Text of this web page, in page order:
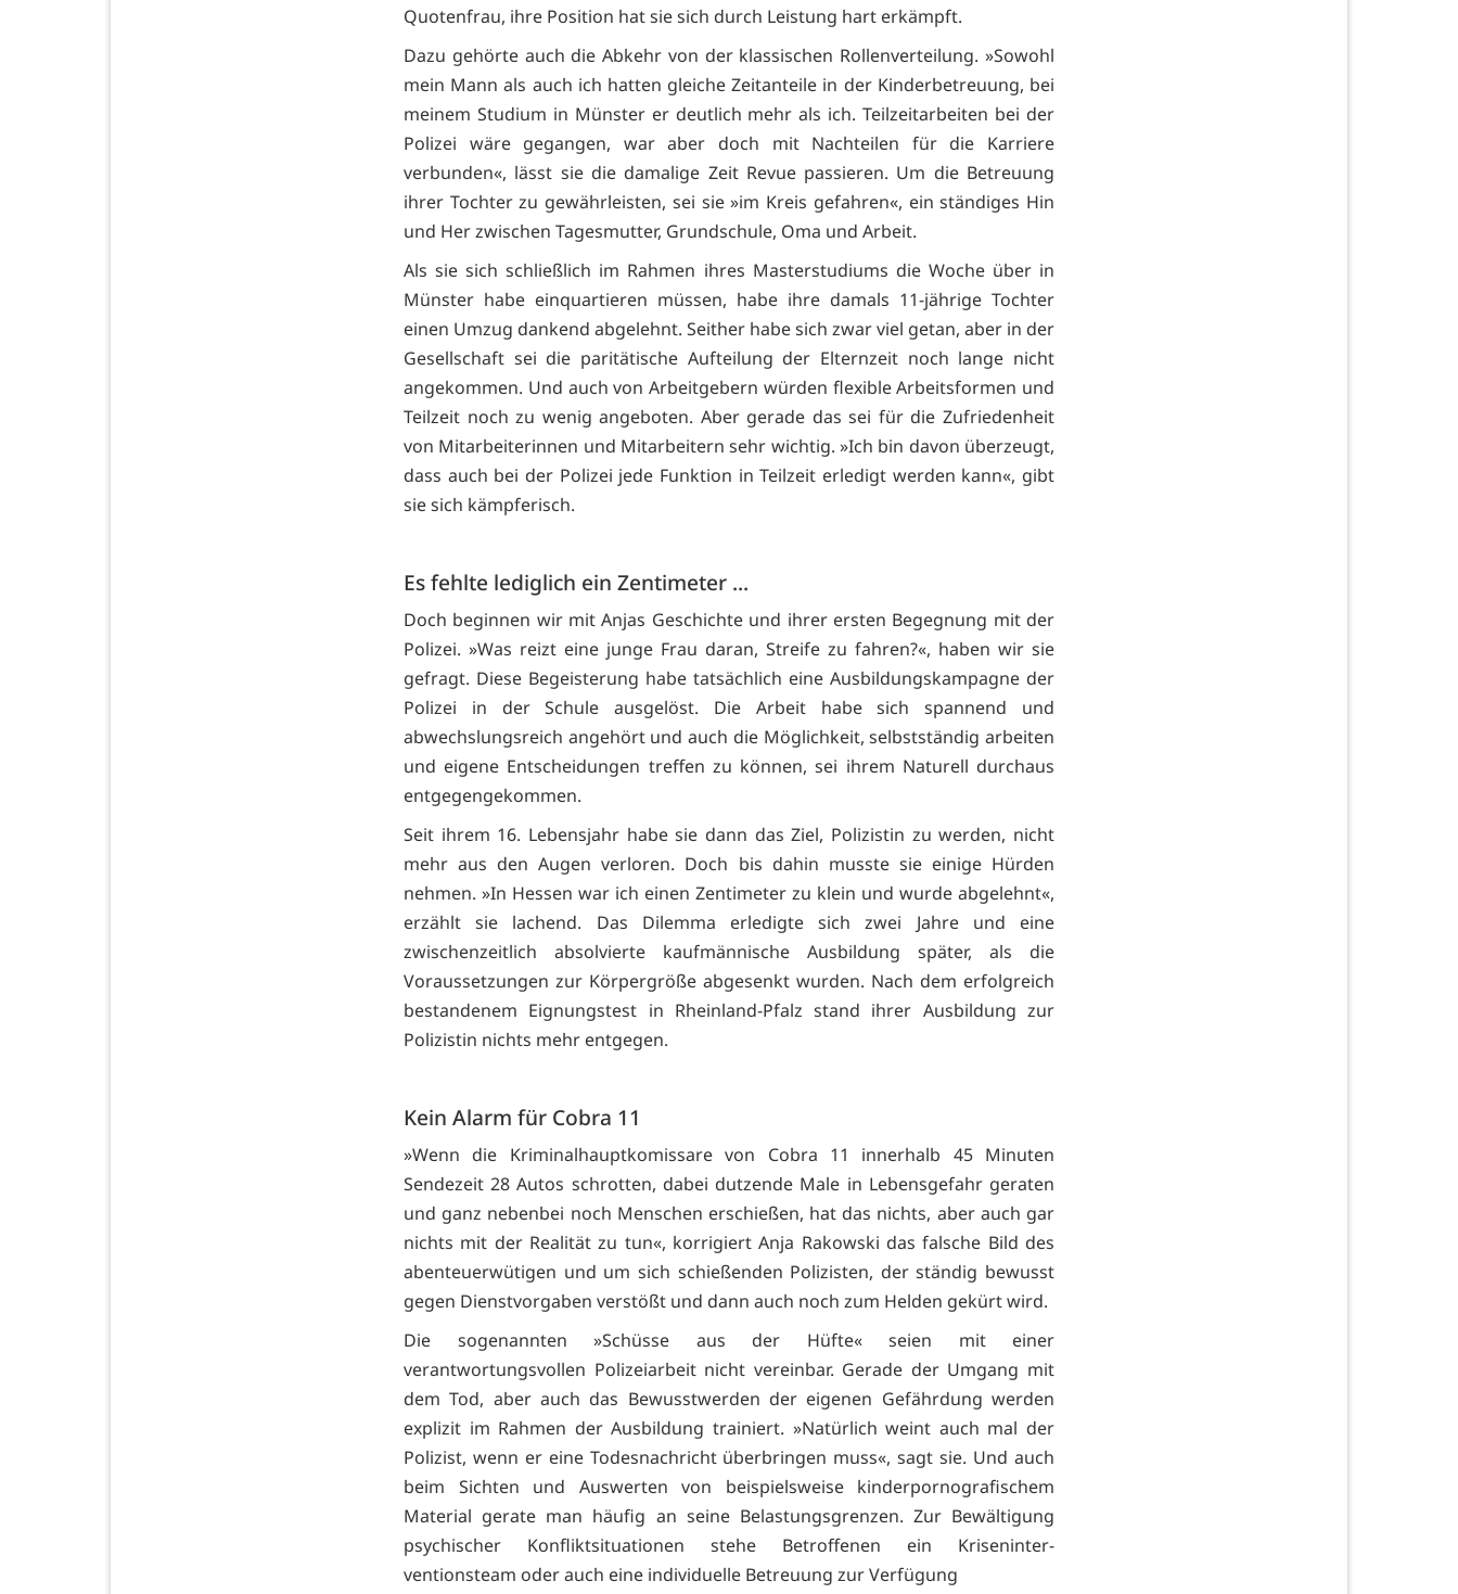
Quotenfrau, ihre Position hat sie sich durch Leistung hart erkämpft.
Dazu gehörte auch die Abkehr von der klassischen Rollenverteilung. »Sowohl
mein Mann als auch ich hatten gleiche Zeitanteile in der Kinderbetreuung, bei
meinem Studium in Münster er deutlich mehr als ich. Teilzeitarbeiten bei der
Polizei wäre gegangen, war aber doch mit Nachteilen für die Karriere
verbunden«, lässt sie die damalige Zeit Revue passieren. Um die Betreuung
ihrer Tochter zu gewährleisten, sei sie »im Kreis gefahren«, ein ständiges Hin
und Her zwischen Tagesmutter, Grundschule, Oma und Arbeit.
Als sie sich schließlich im Rahmen ihres Masterstudiums die Woche über in
Münster habe einquartieren müssen, habe ihre damals 11-jährige Tochter
einen Umzug dankend abgelehnt. Seither habe sich zwar viel getan, aber in der
Gesellschaft sei die paritätische Aufteilung der Elternzeit noch lange nicht
angekommen. Und auch von Arbeitgebern würden flexible Arbeitsformen und
Teilzeit noch zu wenig angeboten. Aber gerade das sei für die Zufriedenheit
von Mitarbeiterinnen und Mitarbeitern sehr wichtig. »Ich bin davon überzeugt,
dass auch bei der Polizei jede Funktion in Teilzeit erledigt werden kann«, gibt
sie sich kämpferisch.
Es fehlte lediglich ein Zentimeter ...
Doch beginnen wir mit Anjas Geschichte und ihrer ersten Begegnung mit der
Polizei. »Was reizt eine junge Frau daran, Streife zu fahren?«, haben wir sie
gefragt. Diese Begeisterung habe tatsächlich eine Ausbildungskampagne der
Polizei in der Schule ausgelöst. Die Arbeit habe sich spannend und
abwechslungsreich angehört und auch die Möglichkeit, selbstständig arbeiten
und eigene Entscheidungen treffen zu können, sei ihrem Naturell durchaus
entgegengekommen.
Seit ihrem 16. Lebensjahr habe sie dann das Ziel, Polizistin zu werden, nicht
mehr aus den Augen verloren. Doch bis dahin musste sie einige Hürden
nehmen. »In Hessen war ich einen Zentimeter zu klein und wurde abgelehnt«,
erzählt sie lachend. Das Dilemma erledigte sich zwei Jahre und eine
zwischenzeitlich absolvierte kaufmännische Ausbildung später, als die
Voraussetzungen zur Körpergröße abgesenkt wurden. Nach dem erfolgreich
bestandenem Eignungstest in Rheinland-Pfalz stand ihrer Ausbildung zur
Polizistin nichts mehr entgegen.
Kein Alarm für Cobra 11
»Wenn die Kriminalhauptkomissare von Cobra 11 innerhalb 45 Minuten
Sendezeit 28 Autos schrotten, dabei dutzende Male in Lebensgefahr geraten
und ganz nebenbei noch Menschen erschießen, hat das nichts, aber auch gar
nichts mit der Realität zu tun«, korrigiert Anja Rakowski das falsche Bild des
abenteuerwütigen und um sich schießenden Polizisten, der ständig bewusst
gegen Dienstvorgaben verstößt und dann auch noch zum Helden gekürt wird.
Die sogenannten »Schüsse aus der Hüfte« seien mit einer
verantwortungsvollen Polizeiarbeit nicht vereinbar. Gerade der Umgang mit
dem Tod, aber auch das Bewusstwerden der eigenen Gefährdung werden
explizit im Rahmen der Ausbildung trainiert. »Natürlich weint auch mal der
Polizist, wenn er eine Todesnachricht überbringen muss«, sagt sie. Und auch
beim Sichten und Auswerten von beispielsweise kinderpornografischem
Material gerate man häufig an seine Belastungsgrenzen. Zur Bewältigung
psychischer Konfliktsituationen stehe Betroffenen ein Kriseninter-
ventionsteam oder auch eine individuelle Betreuung zur Verfügung